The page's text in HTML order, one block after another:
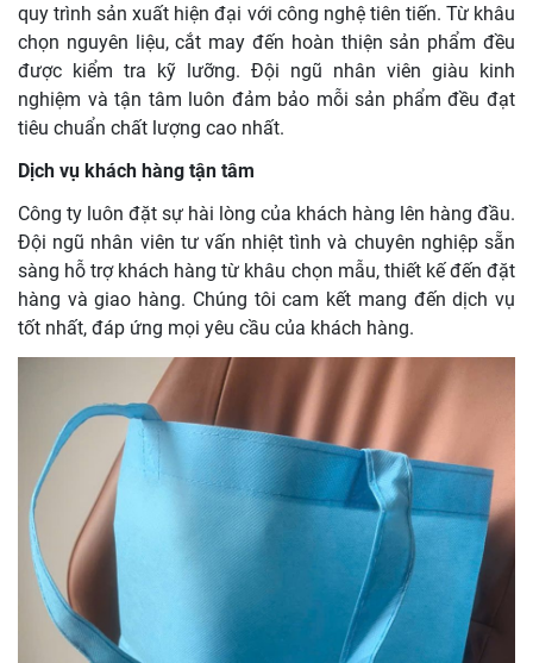
quy trình sản xuất hiện đại với công nghệ tiên tiến. Từ khâu
chọn nguyên liệu, cắt may đến hoàn thiện sản phẩm đều
được kiểm tra kỹ lưỡng. Đội ngũ nhân viên giàu kinh
nghiệm và tận tâm luôn đảm bảo mỗi sản phẩm đều đạt
tiêu chuẩn chất lượng cao nhất.
Dịch vụ khách hàng tận tâm
Công ty luôn đặt sự hài lòng của khách hàng lên hàng đầu.
Đội ngũ nhân viên tư vấn nhiệt tình và chuyên nghiệp sẵn
sàng hỗ trợ khách hàng từ khâu chọn mẫu, thiết kế đến đặt
hàng và giao hàng. Chúng tôi cam kết mang đến dịch vụ
tốt nhất, đáp ứng mọi yêu cầu của khách hàng.